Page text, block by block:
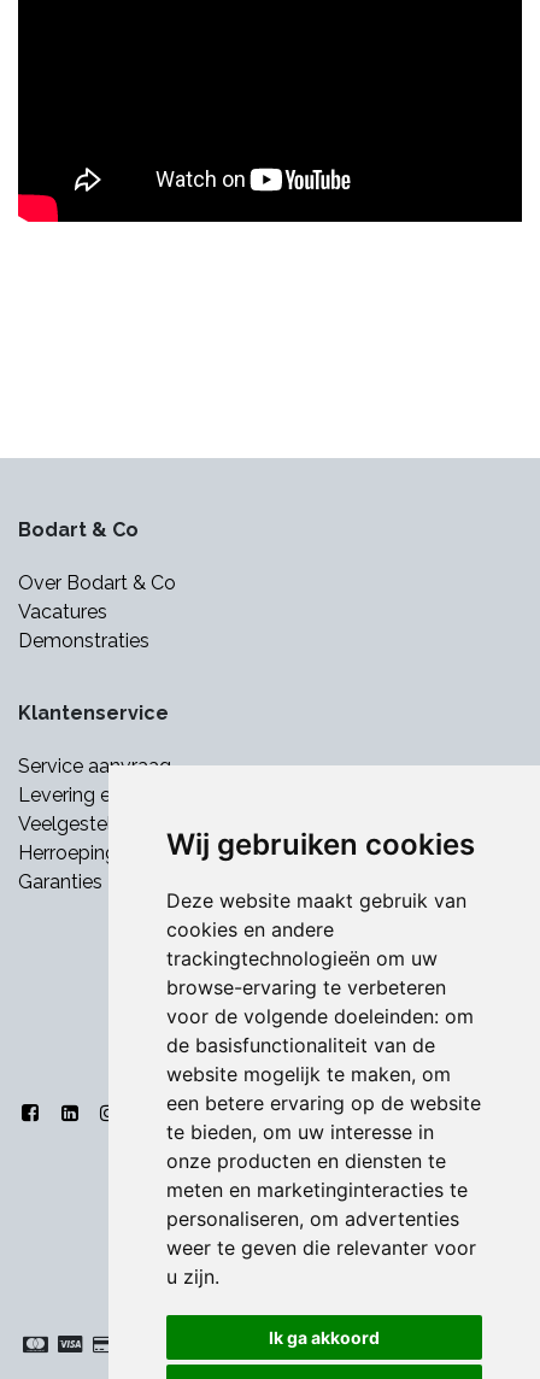
Wij gebruiken cookies
Deze website maakt gebruik van
cookies en andere
trackingtechnologieën om uw
browse-ervaring te verbeteren
voor de volgende doeleinden: om
de basisfunctionaliteit van de
website mogelijk te maken, om
een betere ervaring op de website
te bieden, om uw interesse in
onze producten en diensten te
meten en marketinginteracties te
personaliseren, om advertenties
weer te geven die relevanter voor
u zijn.
Ik ga akkoord
Bodart & Co
Over Bodart & Co
Vacatures
Demonstraties
Klantenservice
Service aanvraag
Levering en betaling
Veelgestelde vragen
Herroepingsrecht
Garanties